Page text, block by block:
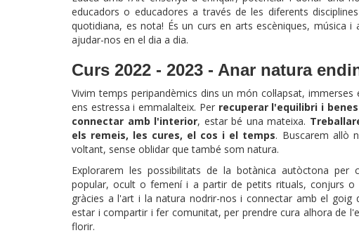
educadors o educadores a través de les diferents
quotidiana, es nota! És un curs en arts escèniques, música
ajudar-nos en el dia a dia.
Curs 2022 - 2023 - Anar natura
Vivim temps peripandèmics dins un món col·lapsat,
ens estressa i emmalalteix. Perrecuperar l'equilibri i
connectar amb l'interior, estar bé una mateixa.
els remeis, les cures, el cos i el temps. Buscarem allò
voltant, sense oblidar que també som natura.
Explorarem les possibilitats de la botànica autòctona per
popular, ocult o femení i a partir de petits rituals, conjurs
gràcies a l'art i la natura nodrir-nos i connectar amb el goig
estar i compartir i fer comunitat, per prendre cura alhora de
florir.